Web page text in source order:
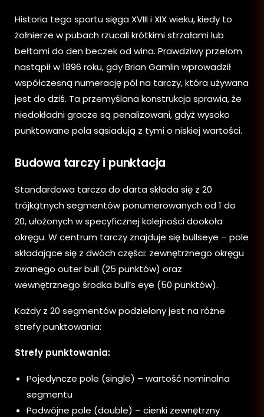
Historia tego sportu sięga XVIII i XIX wieku, kiedy to
żołnierze w pubach rzucali krótkimi strzałami lub
bełtami do den beczek od wina. Prawdziwy przełom
nastąpił w 1896 roku, gdy Brian Gamlin wprowadził
współczesną numerację pól na tarczy, która używana
jest do dziś. Ta przemyślana konstrukcja sprawia, że
niedokładni gracze są penalizowani, gdyż wysoko
punktowane pola sąsiadują z tymi o niskiej wartości.
Budowa tarczy i punktacja
Standardowa tarcza do darta składa się z 20
trójkątnych segmentów ponumerowanych od 1 do
20, ułożonych w specyficznej kolejności dookoła
okręgu. W centrum tarczy znajduje się bullseye – pole
składające się z dwóch części: zewnętrznego okręgu
zwanego outer bull (25 punktów) oraz
wewnętrznego środka bull’s eye (50 punktów).
Każdy z 20 segmentów podzielony jest na różne
strefy punktowania:
Strefy punktowania:
Pojedyncze pole (single) – wartość nominalna
segmentu
Podwójne pole (double) – cienki zewnętrzny